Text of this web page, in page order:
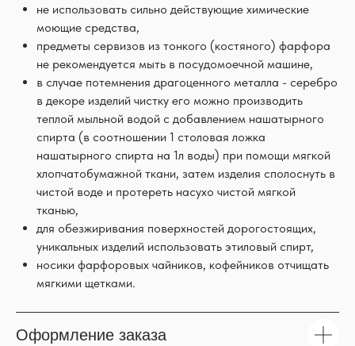
не использовать сильно действующие химические
моющие средства,
предметы сервизов из тонкого (костяного) фарфора
не рекомендуется мыть в посудомоечной машине,
в случае потемнения драгоценного металла - серебро
в декоре изделий чистку его можно производить
теплой мыльной водой с добавлением нашатырного
спирта (в соотношении 1 столовая ложка
нашатырного спирта на 1л воды) при помощи мягкой
хлопчатобумажной ткани, затем изделия сполоснуть в
чистой воде и протереть насухо чистой мягкой
тканью,
для обезжиривания поверхностей дорогостоящих,
уникальных изделий использовать этиловый спирт,
носики фарфоровых чайников, кофейников отчищать
мягкими щетками.
Оформление заказа